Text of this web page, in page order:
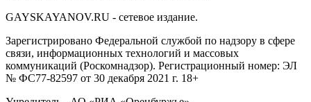
GAYSKAYANOV.RU - сетевое издание.
Зарегистрировано Федеральной службой по надзору в сфере
связи, информационных технологий и массовых
коммуникаций (Роскомнадзор). Регистрационный номер: ЭЛ
№ ФС77-82597 от 30 декабря 2021 г. 18+